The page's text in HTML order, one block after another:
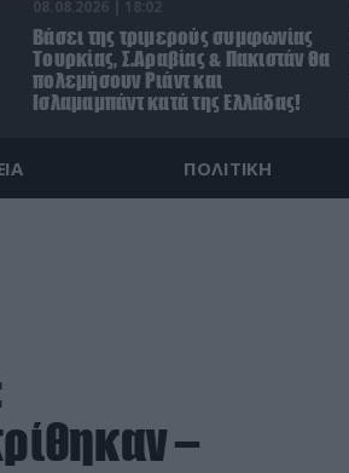
08.08.2026 | 18:02
Βάσει της τριμερούς συμφωνίας
Τουρκίας, Σ.Αραβίας & Πακιστάν θα
πολεμήσουν Ριάντ και
Ισλαμαμπάντ κατά της Ελλάδας!
ΠΟΛΙΤΙΚΗ
–